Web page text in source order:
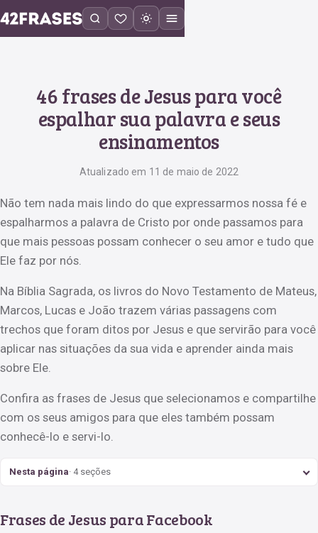
46 frases de Jesus para você
espalhar sua palavra e seus
ensinamentos
Atualizado em 11 de maio de 2022
Não tem nada mais lindo do que expressarmos nossa fé e
espalharmos a palavra de Cristo por onde passamos para
que mais pessoas possam conhecer o seu amor e tudo que
Ele faz por nós.
Na Bíblia Sagrada, os livros do Novo Testamento de Mateus,
Marcos, Lucas e João trazem várias passagens com
trechos que foram ditos por Jesus e que servirão para você
aplicar nas situações da sua vida e aprender ainda mais
sobre Ele.
Confira as frases de Jesus que selecionamos e compartilhe
com os seus amigos para que eles também possam
conhecê-lo e servi-lo.
Nesta página· 4 seções
Frases de Jesus para Facebook